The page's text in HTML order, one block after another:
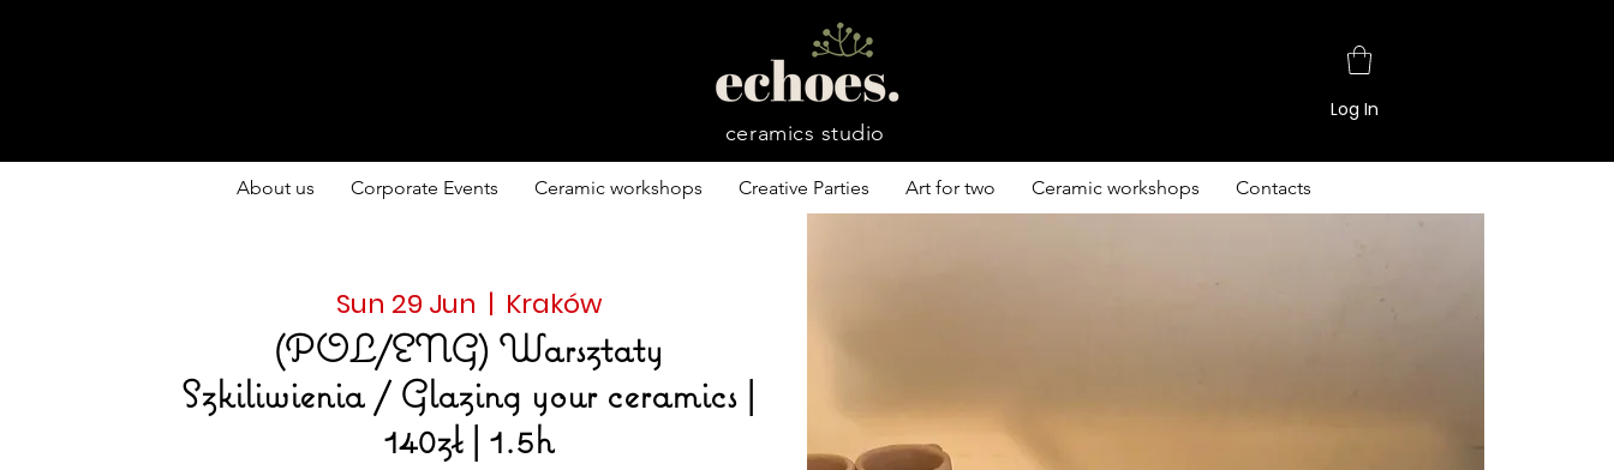
ceramics studio
Log In
About us Corporate Events Ceramic workshops Creative Parties Art for two Ceramic workshops Contacts
Sun 29 Jun
  |
Kraków
(POL/ENG) Warsztaty
Szkiliwienia / Glazing your ceramics |
140zł | 1.5h